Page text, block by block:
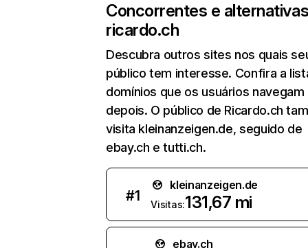
Concorrentes e
ricardo.ch
Descubra outros sites nos quais
público tem interesse. Confira a
domínios que os usuários navegam
depois. O público de Ricardo.ch
visita kleinanzeigen.de, seguido de
ebay.ch e tutti.ch.
#1
kleinanzeigen.de
Visitas:131,67 mi
ebay.ch